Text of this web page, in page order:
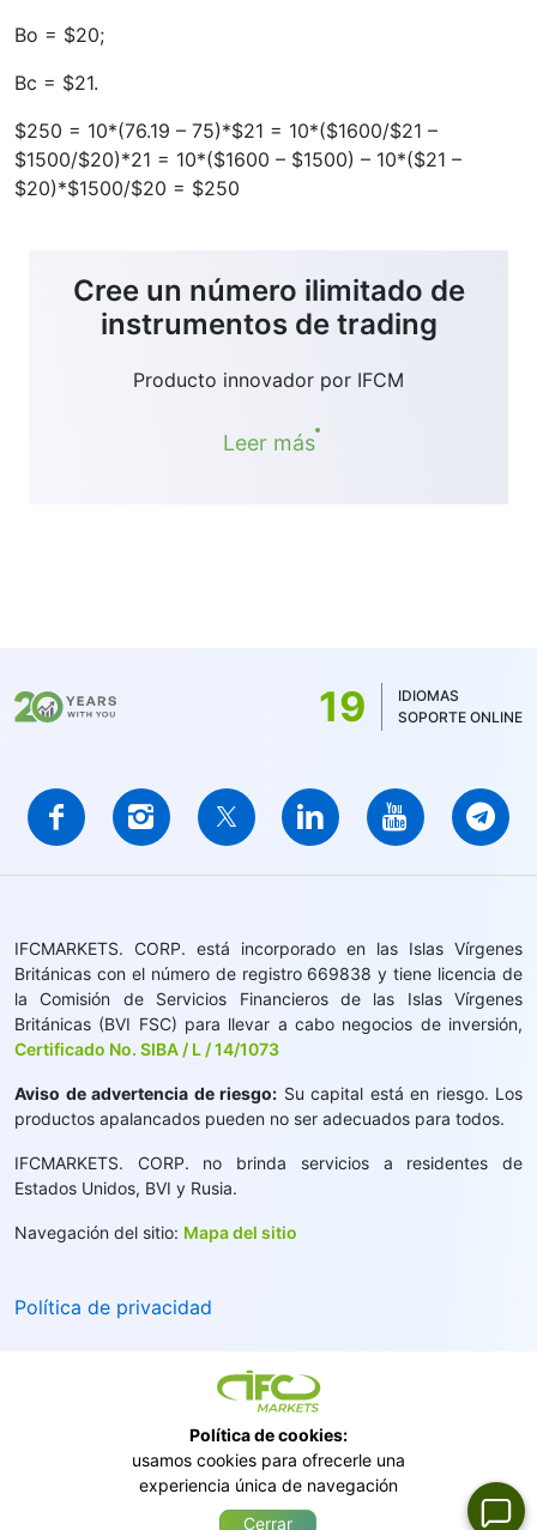
Bo = $20;
Bc = $21.
$250 = 10*(76.19 – 75)*$21 = 10*($1600/$21 –
$1500/$20)*21 = 10*($1600 – $1500) – 10*($21 –
$20)*$1500/$20 = $250
Cree un número ilimitado de
instrumentos de trading
Producto innovador por IFCM
Leer más
19
IDIOMAS
SOPORTE ONLINE
IFCMARKETS. CORP. está incorporado en las Islas Vírgenes
Británicas con el número de registro 669838 y tiene licencia de
la Comisión de Servicios Financieros de las Islas Vírgenes
Británicas (BVI FSC) para llevar a cabo negocios de inversión,
Certificado No. SIBA / L / 14/1073
Aviso de advertencia de riesgo: Su capital está en riesgo. Los
productos apalancados pueden no ser adecuados para todos.
IFCMARKETS. CORP. no brinda servicios a residentes de
Estados Unidos, BVI y Rusia.
Navegación del sitio: Mapa del sitio
Política de privacidad
Política de cookies:
usamos cookies para ofrecerle una
experiencia única de navegación
Cerrar